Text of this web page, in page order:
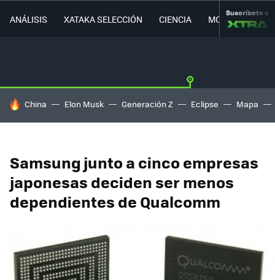
ANÁLISIS XATAKA SELECCIÓN CIENCIA MOVILIDAD
Suscríbete a
HOY SE HABLA DE
China Elon Musk Generación Z Eclipse Mapa
Samsung junto a cinco empresas
japonesas deciden ser menos
dependientes de Qualcomm